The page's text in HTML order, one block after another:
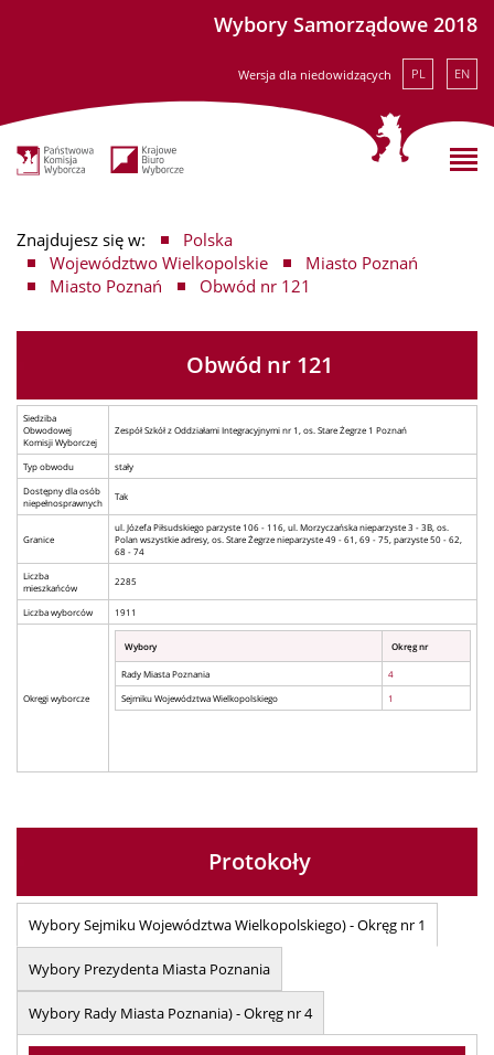
Wybory Samorządowe 2018
Wersja dla niedowidzących PL EN
Znajdujesz się w:
Polska
Województwo Wielkopolskie
Miasto Poznań
Miasto Poznań
Obwód nr 121
Obwód nr 121
Siedziba
Obwodowej
Komisji Wyborczej
Zespół Szkół z Oddziałami Integracyjnymi nr 1, os. Stare Żegrze 1 Poznań
Typ obwodu
stały
Dostępny dla osób
niepełnosprawnych
Tak
Granice
ul. Józefa Piłsudskiego parzyste 106 - 116, ul. Morzyczańska nieparzyste 3 - 3B, os.
Polan wszystkie adresy, os. Stare Żegrze nieparzyste 49 - 61, 69 - 75, parzyste 50 - 62,
68 - 74
Liczba
mieszkańców
2285
Liczba wyborców 1911
Okręgi wyborcze
Wybory Okręg nr
Rady Miasta Poznania
4
Sejmiku Województwa Wielkopolskiego
1
Protokoły
Wybory Sejmiku Województwa Wielkopolskiego) - Okręg nr 1
Wybory Prezydenta Miasta Poznania
Wybory Rady Miasta Poznania) - Okręg nr 4